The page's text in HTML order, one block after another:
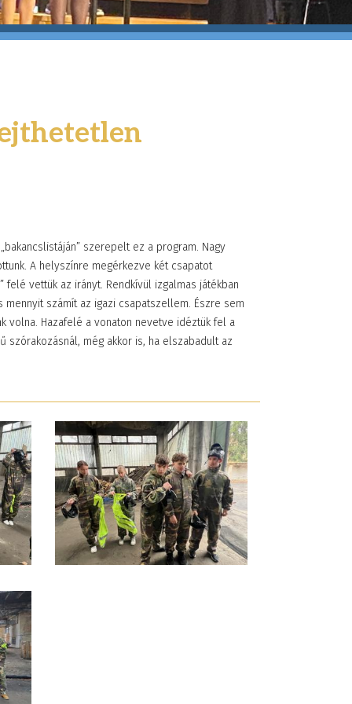
nyelvi tábor
május 28. 10:33
Együtt, lendületben
szerepelt ez a program. Nagy
A helyszínre megérkezve két csapatot
felé vettük az irányt. Rendkívül izgalmas játékban
számít az igazi csapatszellem. Észre sem
volna. Hazafelé a vonaton nevetve idéztük fel a
még akkor is, ha elszabadult az